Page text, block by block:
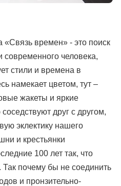
«Связь времен» - это поиск
современного человека,
стили и времена в
намекает цветом, тут –
жакеты и яркие
друг с другом,
эклектику нашего
и крестьянки
100 лет так, что
Так почему бы не соединить
и пронзительно-